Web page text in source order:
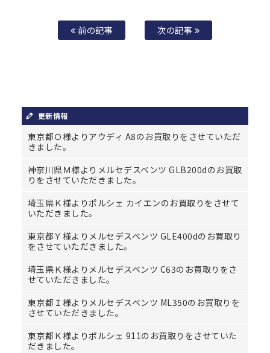
前の記事 次の記事
更新情報
東京都Ｏ様よりアウディ A8のお買取りをさせていただ
きました。
神奈川県Ｍ様よりメルセデスベンツ GLB200dのお買取
りをさせていただきました。
埼玉県Ｋ様よりポルシェ カイエンのお買取りをさせて
いただきました。
東京都Ｙ様よりメルセデスベンツ GLE400dのお買取り
をさせていただきました。
埼玉県Ｋ様よりメルセデスベンツ C63のお買取りをさ
せていただきました。
東京都Ｉ様よりメルセデスベンツ ML350のお買取りを
させていただきました。
東京都Ｋ様よりポルシェ 911のお買取りをさせていた
だきました。